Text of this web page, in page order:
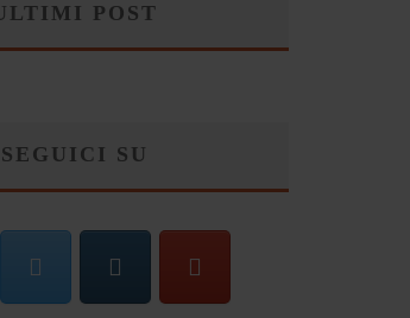
POST
SEGUICI SU